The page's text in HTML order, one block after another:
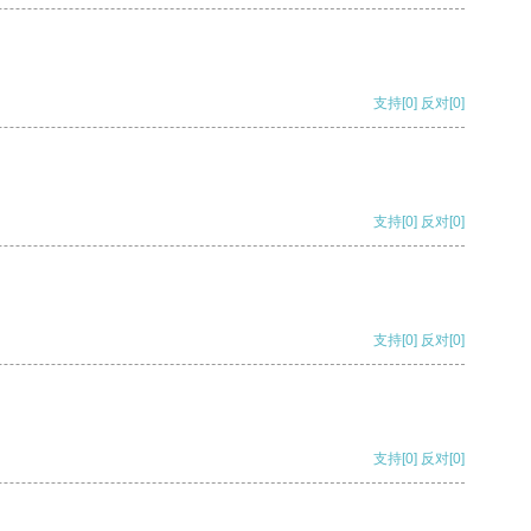
支持[0] 反对[0]
支持[0] 反对[0]
支持[0] 反对[0]
支持[0] 反对[0]